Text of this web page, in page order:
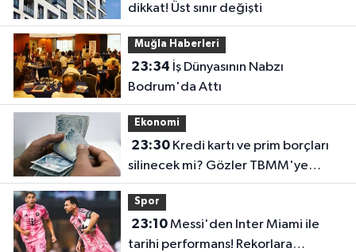
dikkat! Üst sınır değişti
Muğla Haberleri
23:34
Bodrum'da Attı
Ekonomi
23:30Kredi kartı ve prim borçları
silinecek mi? Gözler TBMM'ye
çevrildi
Spor
23:10Messi'den Inter Miami ile
tarihi performans! Rekorlara